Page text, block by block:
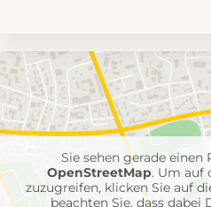
mit
Feuerwehr-
Einheiten
Sie sehen gerade
OpenStreetMap. Um auf
zuzugreifen, klicken Sie auf
beachten Sie, dass